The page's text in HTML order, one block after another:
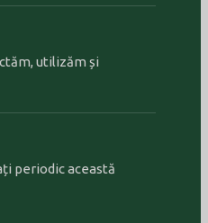
utilizăm și
periodic această